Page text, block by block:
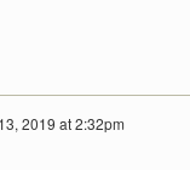
2019 at 2:32pm